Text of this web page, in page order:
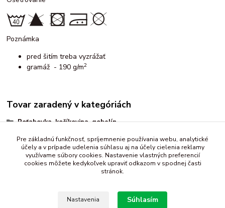
Poznámka
pred šitím treba vyzrážať
gramáž - 190 g/m2
Tovar zaradený v kategóriách
Poťahovka, kočíkovina, gobelín
vzorované
kvety, listy
Pre základnú funkčnosť, spríjemnenie používania webu, analytické
účely a v prípade udelenia súhlasu aj na účely cielenia reklamy
využívame súbory cookies. Nastavenie vlastných preferencií
cookies môžete kedykoľvek upraviť odkazom v spodnej časti
stránok.
Nastavenia Súhlasím